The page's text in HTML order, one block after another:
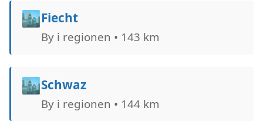
🏙️Fiecht
By i regionen • 143 km
🏙️Schwaz
By i regionen • 144 km